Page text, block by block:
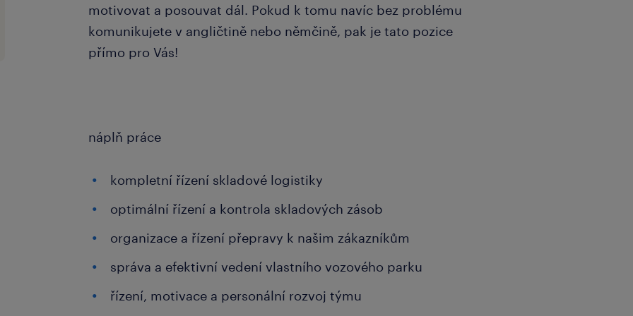
motivovat a posouvat dál. Pokud k tomu navíc bez problému
komunikujete v angličtině nebo němčině, pak je tato pozice
přímo pro Vás!
náplň práce
kompletní řízení skladové logistiky
optimální řízení a kontrola skladových zásob
organizace a řízení přepravy k našim zákazníkům
správa a efektivní vedení vlastního vozového parku
řízení, motivace a personální rozvoj týmu